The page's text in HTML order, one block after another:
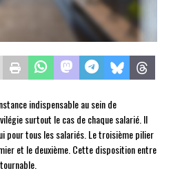
indispensable au sein de
surtout le cas de chaque salarié. Il
pour tous les salariés. Le troisième pilier
et le deuxième. Cette disposition entre